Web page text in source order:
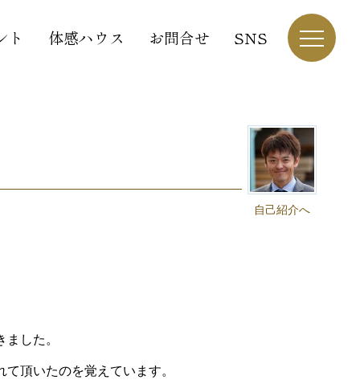
ト 体感ハウス お問合せ SNS
自己紹介へ
した。
頂いたのを覚えています。